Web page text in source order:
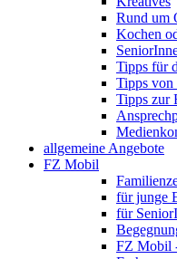
Rund um
Kochen
Tipps für
Tipps
Tipps zur
allgemeine Angebote
FZ Mobil
für junge
für
FZ Mobil